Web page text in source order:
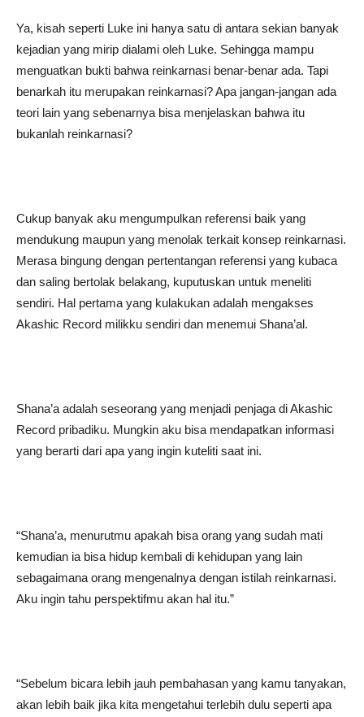
Ya, kisah seperti Luke ini hanya satu di antara sekian banyak
kejadian yang mirip dialami oleh Luke. Sehingga mampu
menguatkan bukti bahwa reinkarnasi benar-benar ada. Tapi
benarkah itu merupakan reinkarnasi? Apa jangan-jangan ada
teori lain yang sebenarnya bisa menjelaskan bahwa itu
bukanlah reinkarnasi?
Cukup banyak aku mengumpulkan referensi baik yang
mendukung maupun yang menolak terkait konsep reinkarnasi.
Merasa bingung dengan pertentangan referensi yang kubaca
dan saling bertolak belakang, kuputuskan untuk meneliti
sendiri. Hal pertama yang kulakukan adalah mengakses
Akashic Record milikku sendiri dan menemui Shana’al.
Shana’a adalah seseorang yang menjadi penjaga di Akashic
Record pribadiku. Mungkin aku bisa mendapatkan informasi
yang berarti dari apa yang ingin kuteliti saat ini.
“Shana’a, menurutmu apakah bisa orang yang sudah mati
kemudian ia bisa hidup kembali di kehidupan yang lain
sebagaimana orang mengenalnya dengan istilah reinkarnasi.
Aku ingin tahu perspektifmu akan hal itu.”
“Sebelum bicara lebih jauh pembahasan yang kamu tanyakan,
akan lebih baik jika kita mengetahui terlebih dulu seperti apa